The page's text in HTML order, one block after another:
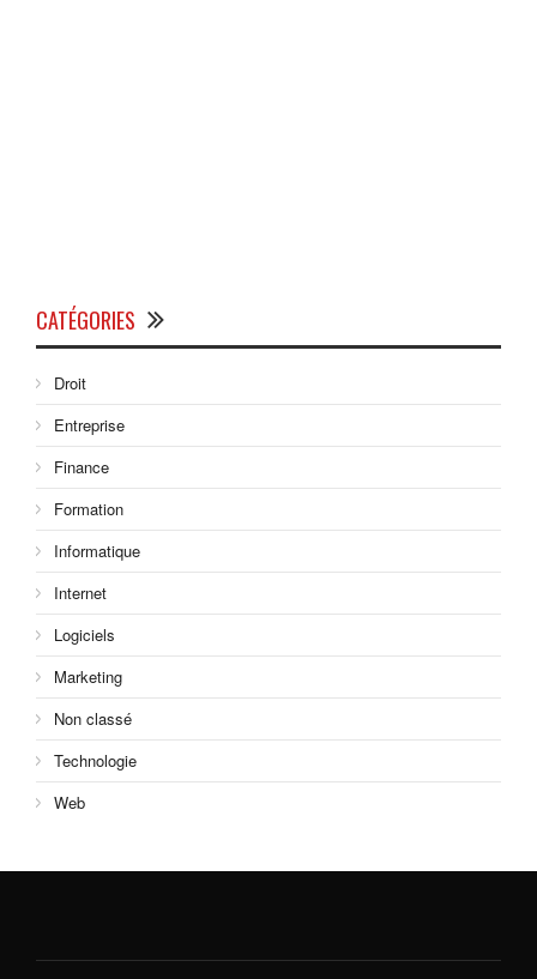
CATÉGORIES
Droit
Entreprise
Finance
Formation
Informatique
Internet
Logiciels
Marketing
Non classé
Technologie
Web